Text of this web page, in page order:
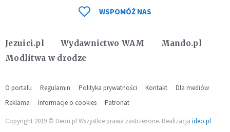
Jezuici.pl Wydawnictwo WAM
Mando.pl
Modlitwa w drodze
WSPOMÓŻ NAS
O portalu Regulamin Polityka prywatności Kontakt
Dla mediów
Reklama
Informacje o cookies Patronat
Copyright 2019 © Deon.pl Wszystkie prawa zastrzeżone. Realizacja ideo.pl